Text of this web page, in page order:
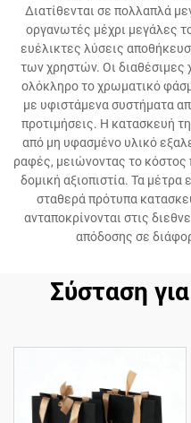
Διατίθενται σε πολλαπλά
οργανωτές μέχρι μεγάλες
ευέλικτες λύσεις
των χρηστών. Οι διαθέσιμες
ολόκληρο το χρωματικό
με υφιστάμενα συστήματα
προτιμήσεις. Η κατασκευή
από μη υφασμένο υλικό
ραφές, μειώνοντας το κόστος
δομική αξιοπιστία. Τα
σταθερά πρότυπα
ανταποκρίνονται στις
απόδοσης σε
Σύσταση